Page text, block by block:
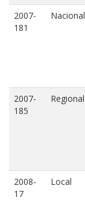
2007-
181
Nacional
2007-
185
Regional
2008-
17
Local